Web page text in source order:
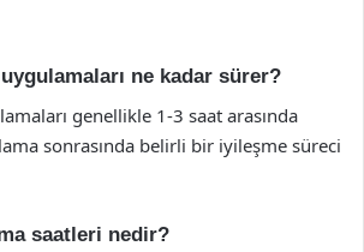
uygulamaları ne kadar sürer?
genellikle 1-3 saat arasında
sonrasında belirli bir iyileşme süreci
saatleri nedir?